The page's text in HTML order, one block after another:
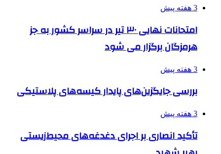
3 هفته پیش
امتحانات نهایی ۳۰ تیر در سراسر کشور به جز
هرمزگان برگزار می شود
3 هفته پیش
بررسی جایگزین‌های پایدار کیسه‌های پلاستیکی
3 هفته پیش
تأکید انصاری بر اجرای دغدغه‌های محیط‌زیستی